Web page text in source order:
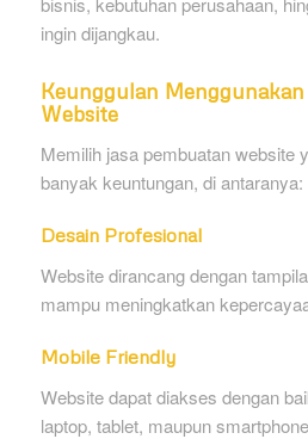
ingin dijangkau.
Keunggulan
Website
Memilih jasa pembuatan website
banyak keuntungan, di antaranya:
Desain Profesional
Website dirancang dengan
mampu meningkatkan
Mobile Friendly
Website dapat diakses dengan
laptop, tablet, maupun